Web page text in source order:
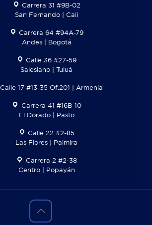
Carrera 31 #9B-02
San Fernando | Cali
Carrera 64 #94A-79
Andes | Bogotá
Calle 36 #27-59
Salesiano | Tuluá
Calle 17 #13-35 Of.201 | Armenia
Carrera 41 #16B-10
El Dorado | Pasto
Calle 22 #2-85
Las Flores | Palmira
Carrera 2 #2-38
Centro | Popayán